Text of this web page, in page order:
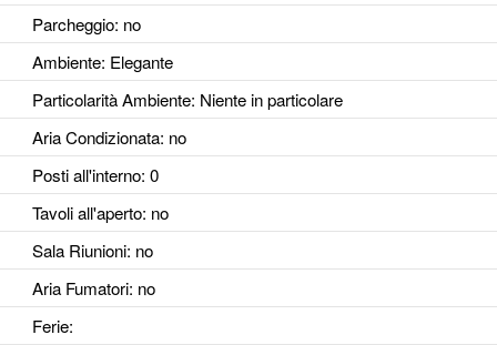
Parcheggio: no
Ambiente: Elegante
Particolarità Ambiente: Niente in particolare
Aria Condizionata: no
Posti all'interno: 0
Tavoli all'aperto: no
Sala Riunioni: no
Aria Fumatori: no
Ferie: